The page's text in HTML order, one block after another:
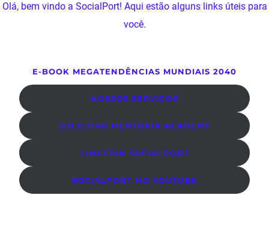
Olá, bem vindo a SocialPort! Aqui estão alguns links úteis para
você.
E-BOOK MEGATENDÊNCIAS MUNDIAIS 2040
NOSSOS SERVIÇOS
SOLICITAR MENTORIA ACADEMY
LINKEDIN SOCIALPORT
SOCIALPORT NO YOUTUBE